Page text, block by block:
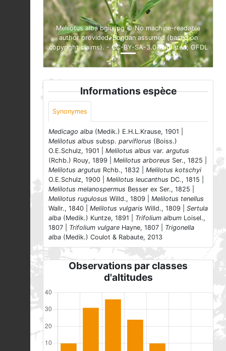
Melilotus alba bgiu.jpg © No machine-readable
author provided. Bogdan assumed (based on
copyright claims). - CC-BY-SA-3.0-migrated; GFDL
Informations espèce
Synonymes
Medicago alba (Medik.) E.H.L.Krause, 1901 |
Melilotus albus subsp. parviflorus (Boiss.)
O.E.Schulz, 1901 | Melilotus albus var. argutus
(Rchb.) Rouy, 1899 | Melilotus arboreus Ser., 1825 |
Melilotus argutus Rchb., 1832 | Melilotus kotschyi
O.E.Schulz, 1900 | Melilotus leucanthus DC., 1815 |
Melilotus melanospermus Besser ex Ser., 1825 |
Melilotus rugulosus Willd., 1809 | Melilotus tenellus
Wallr., 1840 | Melilotus vulgaris Willd., 1809 | Sertula
alba (Medik.) Kuntze, 1891 | Trifolium album Loisel.,
1807 | Trifolium vulgare Hayne, 1807 | Trigonella
alba (Medik.) Coulot & Rabaute, 2013
Observations par classes
d'altitudes